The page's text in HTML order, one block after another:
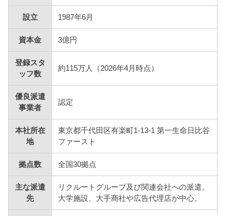
設立 1987年6月
資本金 3億円
登録スタ
ッフ数
約115万人（2026年4月時点）
優良派遣
事業者
認定
本社所在
地
東京都千代田区有楽町1-13-1 第一生命日比谷
ファースト
拠点数 全国30拠点
主な派遣
先
リクルートグループ及び関連会社への派遣。
大学施設、大手商社や広告代理店が中心。